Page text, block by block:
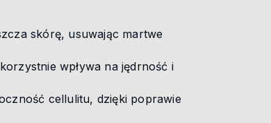
skórę, usuwając martwe
wpływa na jędrność i
cellulitu, dzięki poprawie